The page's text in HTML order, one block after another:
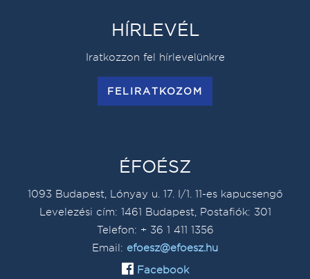
HÍRLEVÉL
Iratkozzon fel hírlevelünkre
FELIRATKOZOM
ÉFOÉSZ
1093 Budapest, Lónyay u. 17. I/1. 11-es kapucsengő
Levelezési cím: 1461 Budapest, Postafiók: 301
Telefon: + 36 1 411 1356
Email: efoesz@efoesz.hu
Facebook